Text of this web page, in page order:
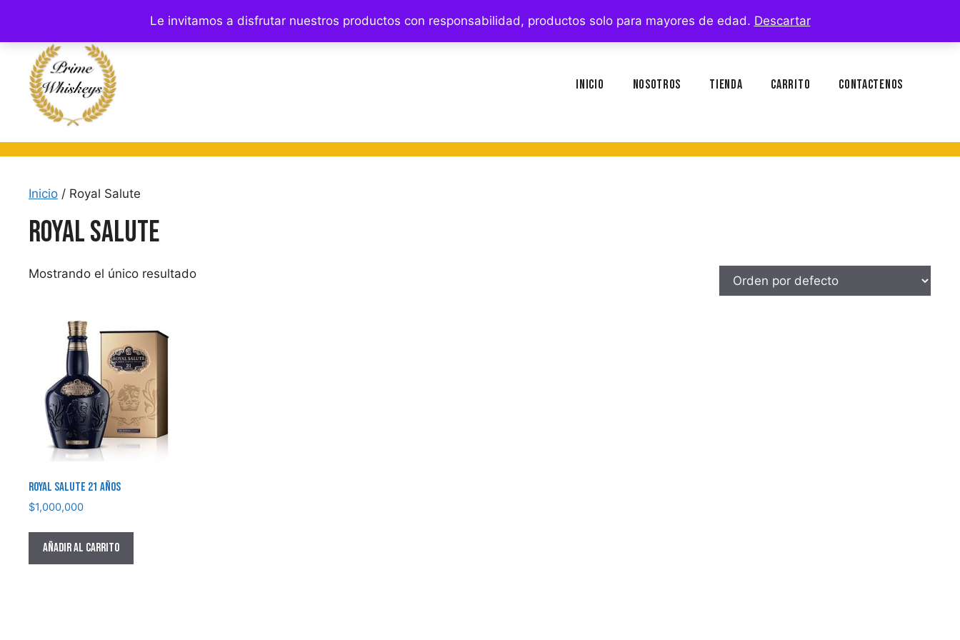
Le invitamos a disfrutar nuestros productos con responsabilidad, productos solo para mayores de edad. Descartar
contenido
Inicio Nosotros Tienda Carrito Contactenos
Inicio / Royal Salute
Royal Salute
Mostrando el único resultado
ROYAL SALUTE 21 AÑOS
$1,000,000
Añadir al carrito